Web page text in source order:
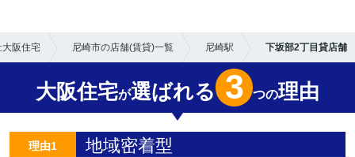
大阪住宅 尼崎市の店舗(賃貸)一覧 尼崎駅 下坂部2丁目貸店舗
大阪住宅が選ばれる 3 つの理由
理由1 地域密着型